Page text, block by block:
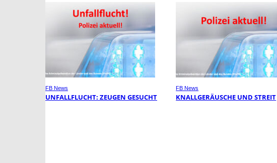
FB News
UNFALLFLUCHT: ZEUGEN GESUCHT
FB News
KNALLGERÄUSCHE UND STREIT